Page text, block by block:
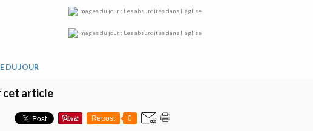
DU JOUR
cet article
Repost 0